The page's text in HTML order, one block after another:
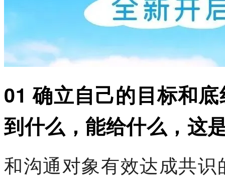
01 确立自己的目标和
到什么，能给什么，这
和沟通对象有效达成共